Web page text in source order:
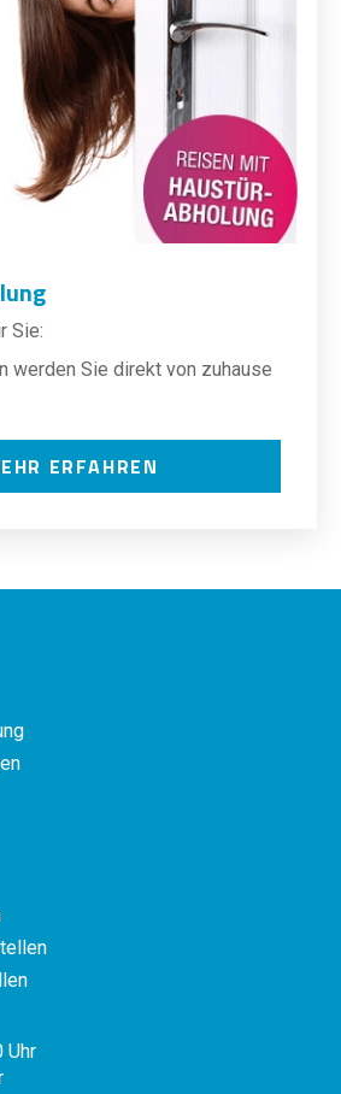
Sie:
werden Sie direkt von zuhause
ERFAHREN
Uhr